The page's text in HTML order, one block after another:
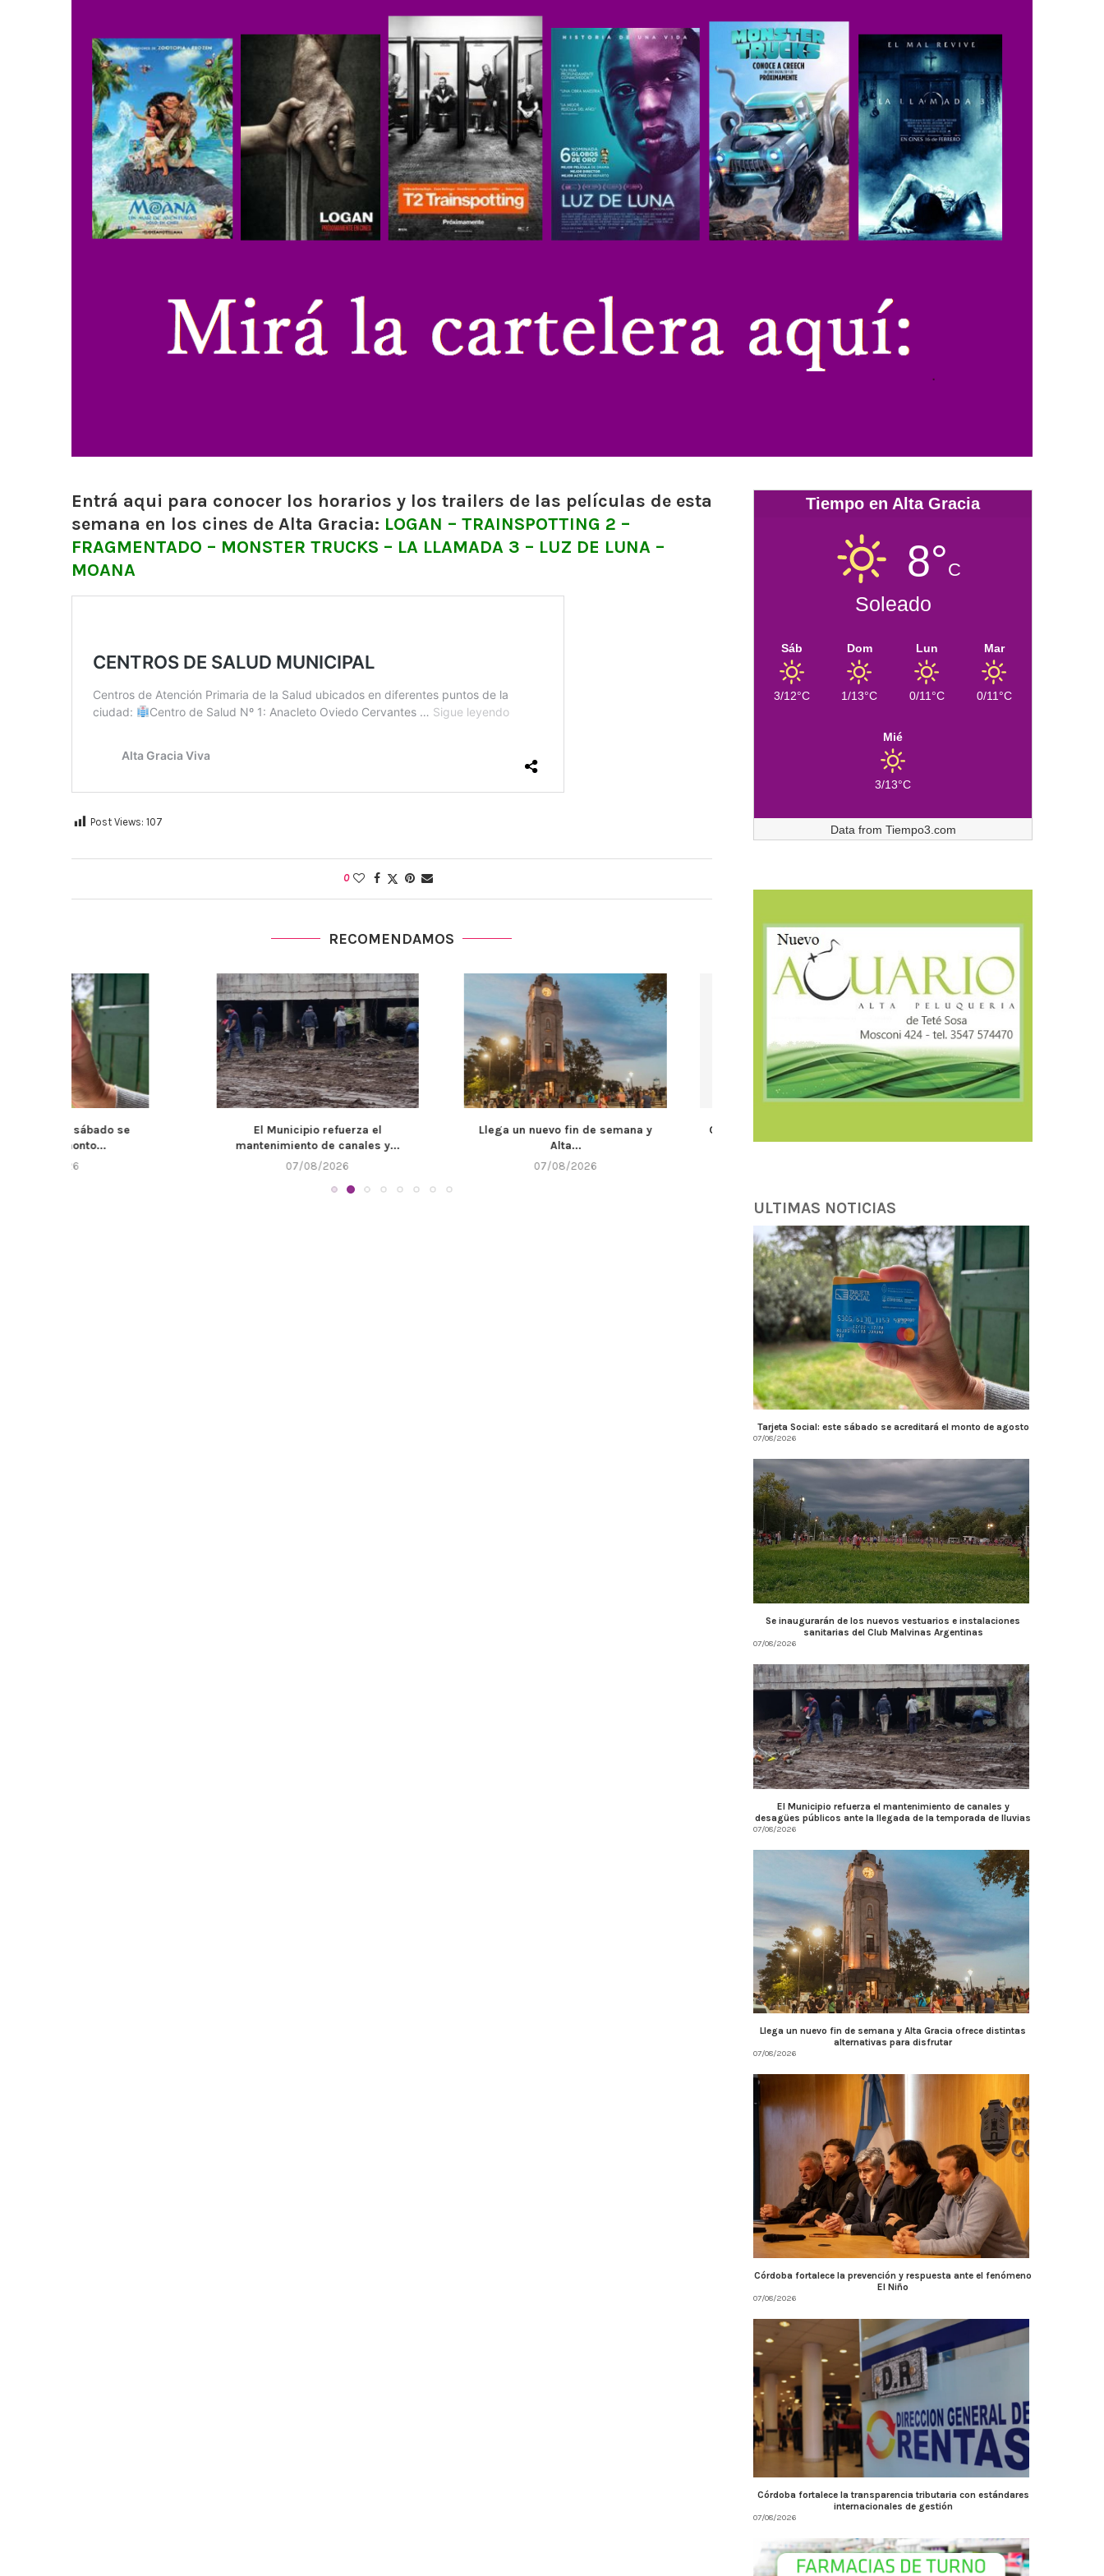
Entrá aqui para conocer los horarios y los trailers de las películas de esta
semana en los cines de Alta Gracia: LOGAN – TRAINSPOTTING 2 –
FRAGMENTADO – MONSTER TRUCKS – LA LLAMADA 3 – LUZ DE LUNA –
MOANA
Post Views: 107
0
RECOMENDAMOS
El Municipio refuerza el
mantenimiento de canales y...
Llega un nuevo fin de semana y
Alta...
Córdoba fortalece la prevención y
respuesta ante el...
07/08/2026
tributaria con estándares
Tiempo en Alta Gracia
8°C
Soleado
Sáb
3/12°C
Dom
1/13°C
Lun
0/11°C
Mar
0/11°C
Mié
3/13°C
Data from Tiempo3.com
ULTIMAS NOTICIAS
Tarjeta Social: este sábado se acreditará el monto de agosto
07/08/2026
Se inaugurarán de los nuevos vestuarios e instalaciones
sanitarias del Club Malvinas Argentinas
07/08/2026
El Municipio refuerza el mantenimiento de canales y
desagües públicos ante la llegada de la temporada de lluvias
07/08/2026
Llega un nuevo fin de semana y Alta Gracia ofrece distintas
alternativas para disfrutar
07/08/2026
Córdoba fortalece la prevención y respuesta ante el fenómeno
El Niño
07/08/2026
Córdoba fortalece la transparencia tributaria con estándares
internacionales de gestión
07/08/2026